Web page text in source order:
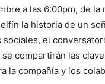
a las 6:00pm, de
la historia de un
el
se compartirán las
la compañía y los